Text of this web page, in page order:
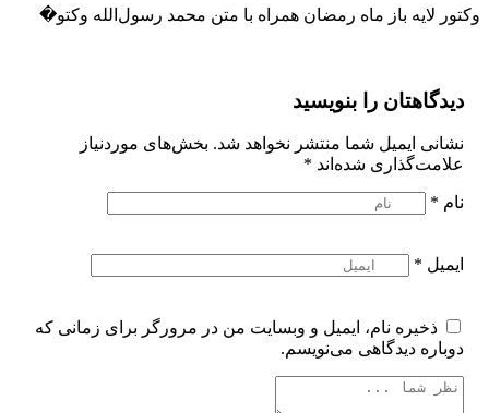
وکتور لایه باز ماه رمضان همراه با متن محمد‌ رسول‌الله وکتو�
دیدگاهتان را بنویسید
نشانی ایمیل شما منتشر نخواهد شد. بخش‌های موردنیاز
علامت‌گذاری شده‌اند *
نام *
ایمیل *
ذخیره نام، ایمیل و وبسایت من در مرورگر برای زمانی که
دوباره دیدگاهی می‌نویسم.